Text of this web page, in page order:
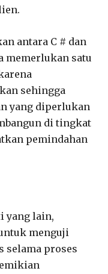
antara C # dan
memerlukan satu
sehingga
yang diperlukan
di tingkat
pemindahan
yang lain,
menguji
selama proses